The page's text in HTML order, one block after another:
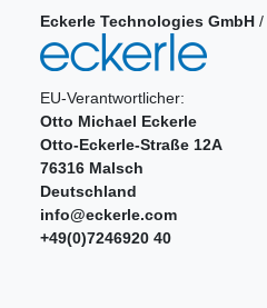
Eckerle Technologies GmbH /
EU-Verantwortlicher:
Otto Michael Eckerle
Otto-Eckerle-Straße 12A
76316 Malsch
Deutschland
info@eckerle.com
+49(0)7246920 40